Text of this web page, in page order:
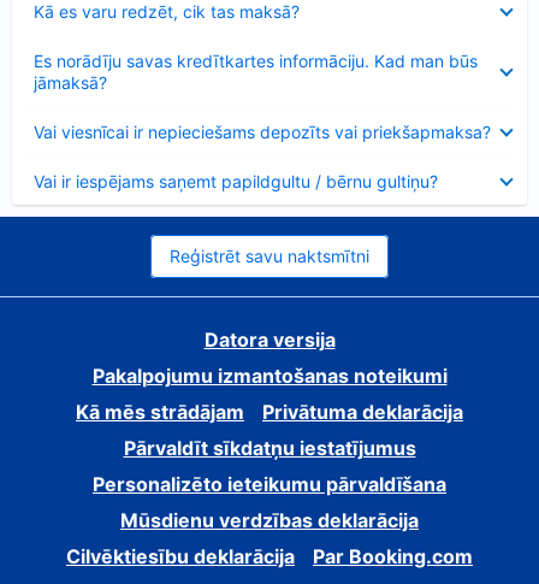
Kā es varu redzēt, cik tas maksā?
Es norādīju savas kredītkartes informāciju. Kad man būs
jāmaksā?
Vai viesnīcai ir nepieciešams depozīts vai priekšapmaksa?
Vai ir iespējams saņemt papildgultu / bērnu gultiņu?
Reģistrēt savu naktsmītni
Datora versija
Pakalpojumu izmantošanas noteikumi
Kā mēs strādājam
Privātuma deklarācija
Pārvaldīt sīkdatņu iestatījumus
Personalizēto ieteikumu pārvaldīšana
Mūsdienu verdzības deklarācija
Cilvēktiesību deklarācija
Par Booking.com